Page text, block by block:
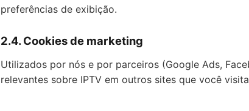
preferências de exibição.
2.4. Cookies de marketing
Utilizados por nós e por parceiros (Google Ads,
relevantes sobre IPTV em outros sites que você